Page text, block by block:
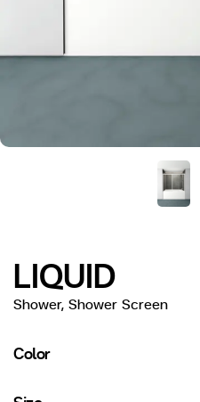
LIQUID
Shower, Shower Screen
Color